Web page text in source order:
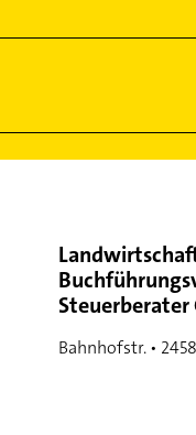
Steuerberater
Bahnhofstr. •